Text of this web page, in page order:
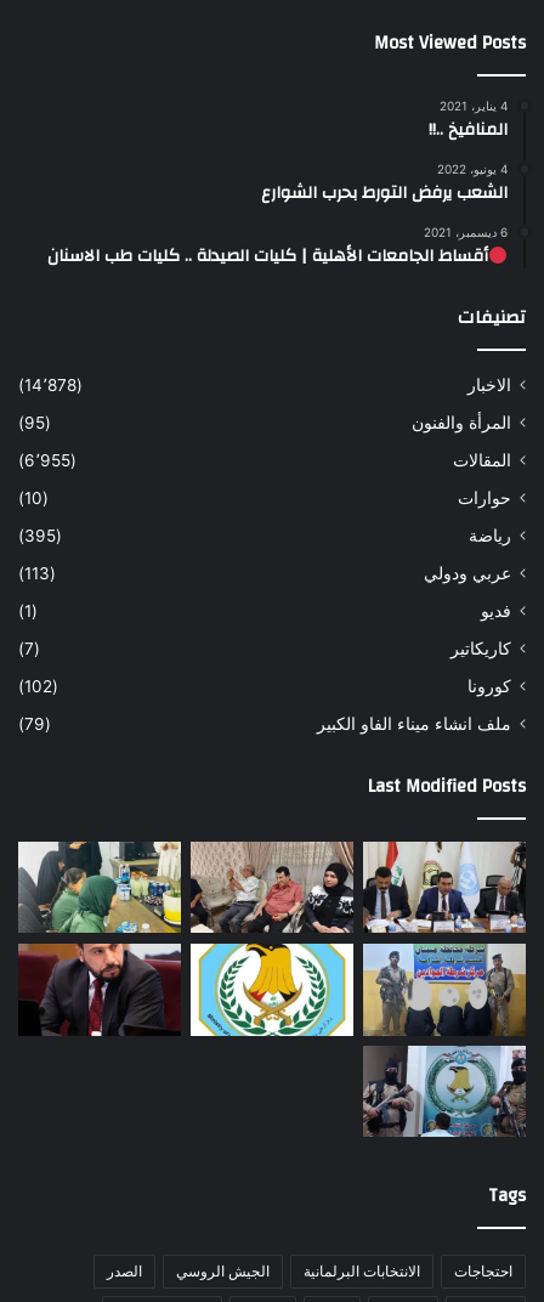
Most Viewed Posts
4 يناير، 2021
المنافيخ ..!!
4 يونيو، 2022
الشعب يرفض التورط بحرب الشوارع
6 ديسمبر، 2021
أقساط الجامعات الأهلية | كليات الصيدلة .. كليات طب الاسنان
تصنيفات
الاخبار
(14٬878)
المرأة والفنون
(95)
المقالات
(6٬955)
حوارات
(10)
رياضة
(395)
عربي ودولي
(113)
فديو
(1)
كاريكاتير
(7)
كورونا
(102)
ملف انشاء ميناء الفاو الكبير
(79)
Last Modified Posts
Tags
احتجاجات الانتخابات البرلمانية الجيش الروسي الصدر